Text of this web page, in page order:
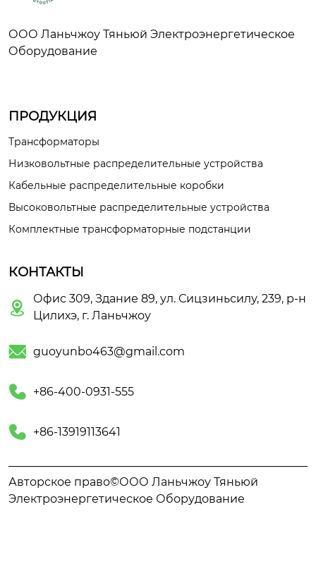
ООО Ланьчжоу Тяньюй Электроэнергетическое
Оборудование
ПРОДУКЦИЯ
Трансформаторы
Низковольтные распределительные устройства
Кабельные распределительные коробки
Высоковольтные распределительные устройства
Комплектные трансформаторные подстанции
КОНТАКТЫ

Офис 309, Здание 89, ул. Сицзиньсилу, 239, р-н
Цилихэ, г. Ланьчжоу
 guoyunbo463@gmail.com
 +86-400-0931-555
 +86-13919113641
Авторское право©ООО Ланьчжоу Тяньюй
Электроэнергетическое Оборудование